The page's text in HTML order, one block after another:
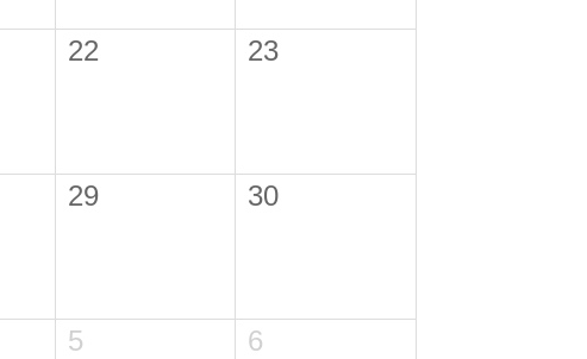
22 23
29 30
5 6